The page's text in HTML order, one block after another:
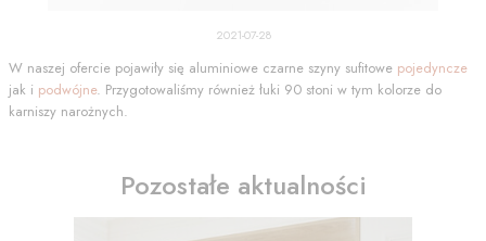
2021-07-28
W naszej ofercie pojawiły się aluminiowe czarne szyny sufitowe pojedyncze
jak i podwójne. Przygotowaliśmy również łuki 90 stoni w tym kolorze do
karniszy narożnych.
Pozostałe aktualności